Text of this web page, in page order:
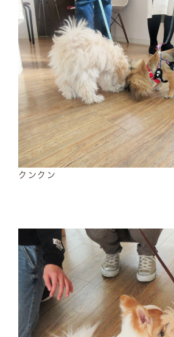
クンクン